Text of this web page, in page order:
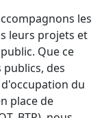
les
leurs projets et
Que ce
des
du
place de